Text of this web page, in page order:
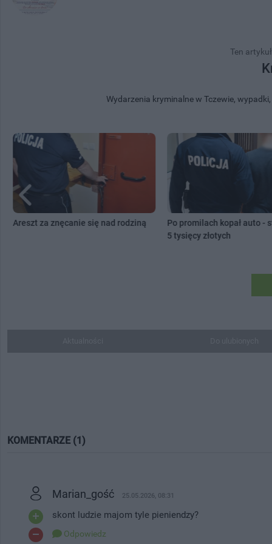
Ten
Wydarzenia kryminalne w Tczewie,
Areszt za znęcanie się nad rodziną
Po promilach kopał auto -
5 tysięcy złotych
KOMENTARZE (1)
Marian_gość 25.05.2026, 08:31
skont ludzie majom tyle pieniendzy?
Odpowiedz